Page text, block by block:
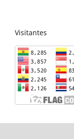
Visitantes